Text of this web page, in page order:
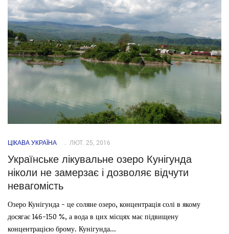
ЦІКАВА УКРАЇНА ЛЮТ. 25, 2016
Українське лікувальне озеро Кунігунда
ніколи не замерзає і дозволяє відчути
невагомість
Озеро Кунігунда - це соляне озеро, концентрація солі в якому
досягає 146-150 %, а вода в цих місцях має підвищену
концентрацією брому. Кунігунда...